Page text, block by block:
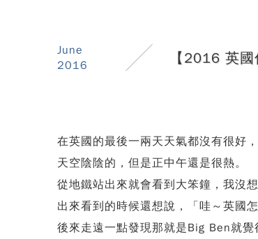
June
2016
【2016 英
在英國的最後一兩天天氣都沒有很好，
天空陰陰的，但是正中午還是很熱。
從地鐵站出來就會看到大笨鐘，我沒
出來看到的時候還想說，「哇～英國
後來走遠一點發現那就是Big Ben就覺